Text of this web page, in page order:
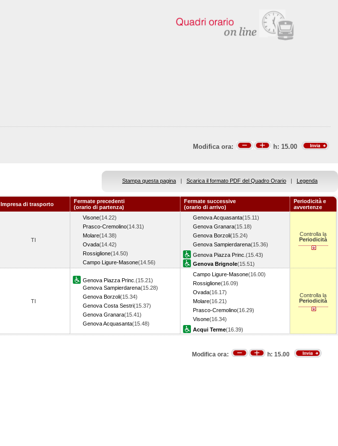
Modifica ora: h: 15.00
Stampa questa pagina | Scarica il formato PDF del Quadro Orario | Legenda
Impresa di trasporto
Fermate precedenti
(orario di partenza)
Fermate successive
(orario di arrivo)
Periodicità e
avvertenze
TI
Visone(14.22)
Prasco-Cremolino(14.31)
Molare(14.38)
Ovada(14.42)
Rossiglione(14.50)
Campo Ligure-Masone(14.56)
Genova Acquasanta(15.11)
Genova Granara(15.18)
Genova Borzoli(15.24)
Genova Sampierdarena(15.36)
Genova Piazza Princ. (15.43)
Genova Brignole(15.51)
Controlla la
Periodicità
TI
Genova Piazza Princ. (15.21)
Genova Sampierdarena(15.28)
Genova Borzoli(15.34)
Genova Costa Sestri(15.37)
Genova Granara(15.41)
Genova Acquasanta(15.48)
Campo Ligure-Masone(16.00)
Rossiglione(16.09)
Ovada(16.17)
Molare(16.21)
Prasco-Cremolino(16.29)
Visone(16.34)
Acqui Terme(16.39)
Controlla la
Periodicità
Modifica ora: h: 15.00